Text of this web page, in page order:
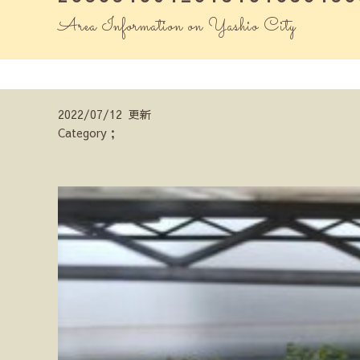
Area Information on Yashio City
2022/07/12 更新
Category；